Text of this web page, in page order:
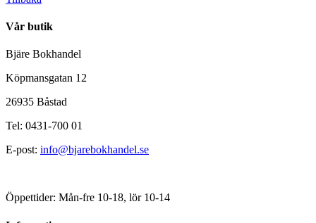
Vår butik
Bjäre Bokhandel
Köpmansgatan 12
26935 Båstad
Tel: 0431-700 01
E-post: info@bjarebokhandel.se
Öppettider: Mån-fre 10-18, lör 10-14